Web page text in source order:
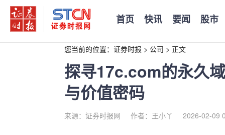
首页 快讯 要闻 股市
您当前的位置： 证券时报 > 公司 > 正文
探寻17c.com的永久
与价值密码
来源：证券时报网 作者：王小丫 2026-02-09